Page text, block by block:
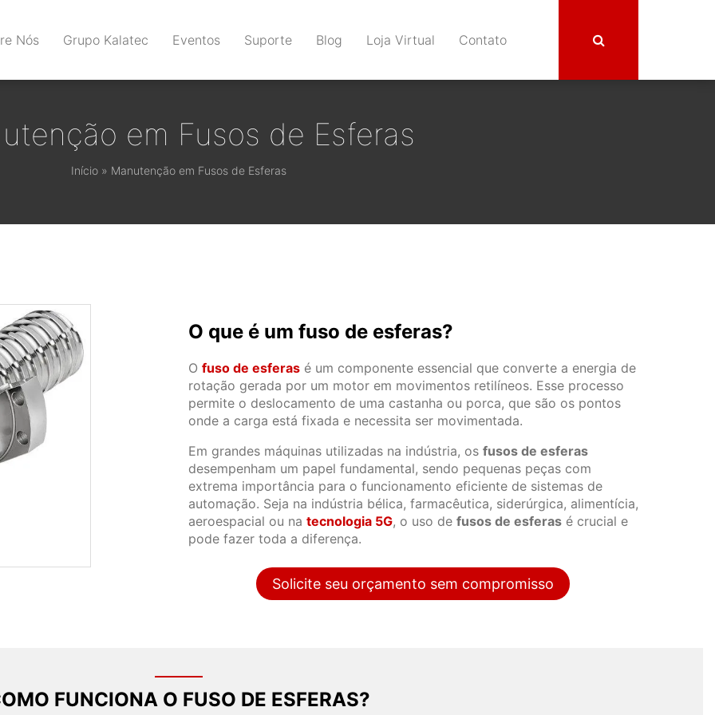
Nós Grupo Kalatec Eventos Suporte Blog Loja Virtual Contato
em Fusos de Esferas
Início » Manutenção em Fusos de Esferas
O que é um fuso de esferas?
O fuso de esferasé um componente essencial que converte a energia de
rotação gerada por um motor em movimentos retilíneos. Esse processo
permite o deslocamento de uma castanha ou porca, que são os pontos
onde a carga está fixada e necessita ser movimentada.
Em grandes máquinas utilizadas na indústria, os fusos de esferas
desempenham um papel fundamental, sendo pequenas peças com
extrema importância para o funcionamento eficiente de sistemas de
automação. Seja na indústria bélica, farmacêutica, siderúrgica, alimentícia,
aeroespacial ou na tecnologia 5G, o uso de fusos de esferasé crucial e
pode fazer toda a diferença.
Solicite seu orçamento sem compromisso
FUNCIONA O FUSO DE ESFERAS?